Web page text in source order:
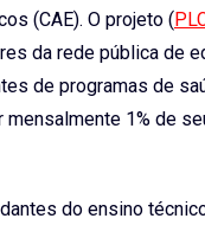
(CAE). O projeto (
da rede pública de
de programas de
mensalmente 1% de
do ensino